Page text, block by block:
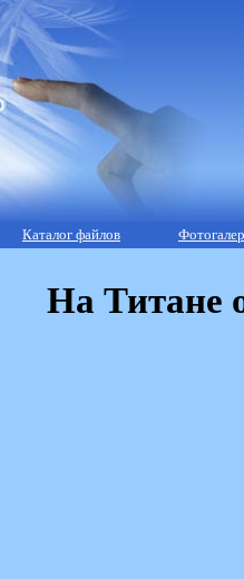
Каталог файлов
На Титане